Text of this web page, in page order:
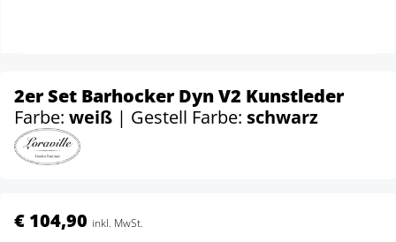
2er Set Barhocker Dyn V2 Kunstleder
Farbe: weiß | Gestell Farbe: schwarz
€ 104,90 inkl. MwSt.